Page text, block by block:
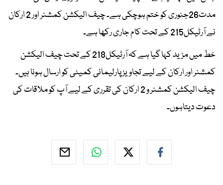
مدت26جنوری کو ختم ہوچکی ہے۔ چیف الیکشن کمشنر اور 2 ارکان
نے آرٹیکل215 کے تحت کام جاری رکھا ہے۔
خط میں مزید کہا گیا ہے کہ آرٹیکل218 کے تحت چیف الیکشن
کمشنر اور ارکان کے لیے تجاویز پارلیمانی کمیٹی کو ارسال ہونا ہیں۔
چیف الیکشن کمشنر و 2 ارکان کی تقرری کے لیے آپ کو ملاقات کی
دعوت دیتاہوں۔